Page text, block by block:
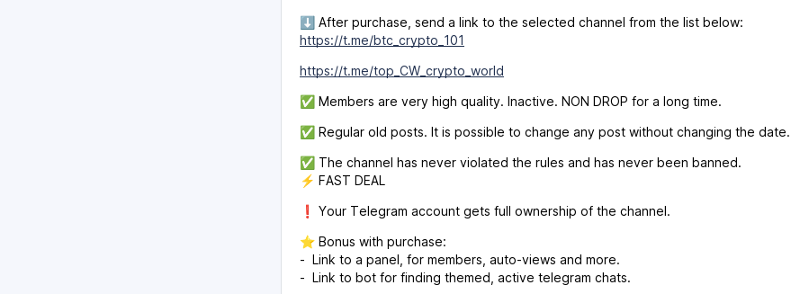
⬇️ After purchase, send a link to the selected channel from the list below:
https://t.me/btc_crypto_101
https://t.me/top_CW_crypto_world
✅ Members are very high quality. Inactive. NON DROP for a long time.
✅ Regular old posts. It is possible to change any post without changing the date.
✅ The channel has never violated the rules and has never been banned.
⚡️ FAST DEAL
❗️ Your Telegram account gets full ownership of the channel.
⭐️ Bonus with purchase:
- Link to a panel, for members, auto-views and more.
- Link to bot for finding themed, active telegram chats.